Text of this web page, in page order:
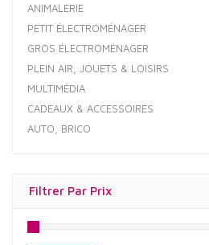
ANIMALERIE
PETIT ÉLECTROMÉNAGER
GROS ÉLECTROMÉNAGER
PLEIN AIR, JOUETS & LOISIRS
MULTIMÉDIA
CADEAUX & ACCESSOIRES
AUTO, BRICO
Filtrer Par Prix